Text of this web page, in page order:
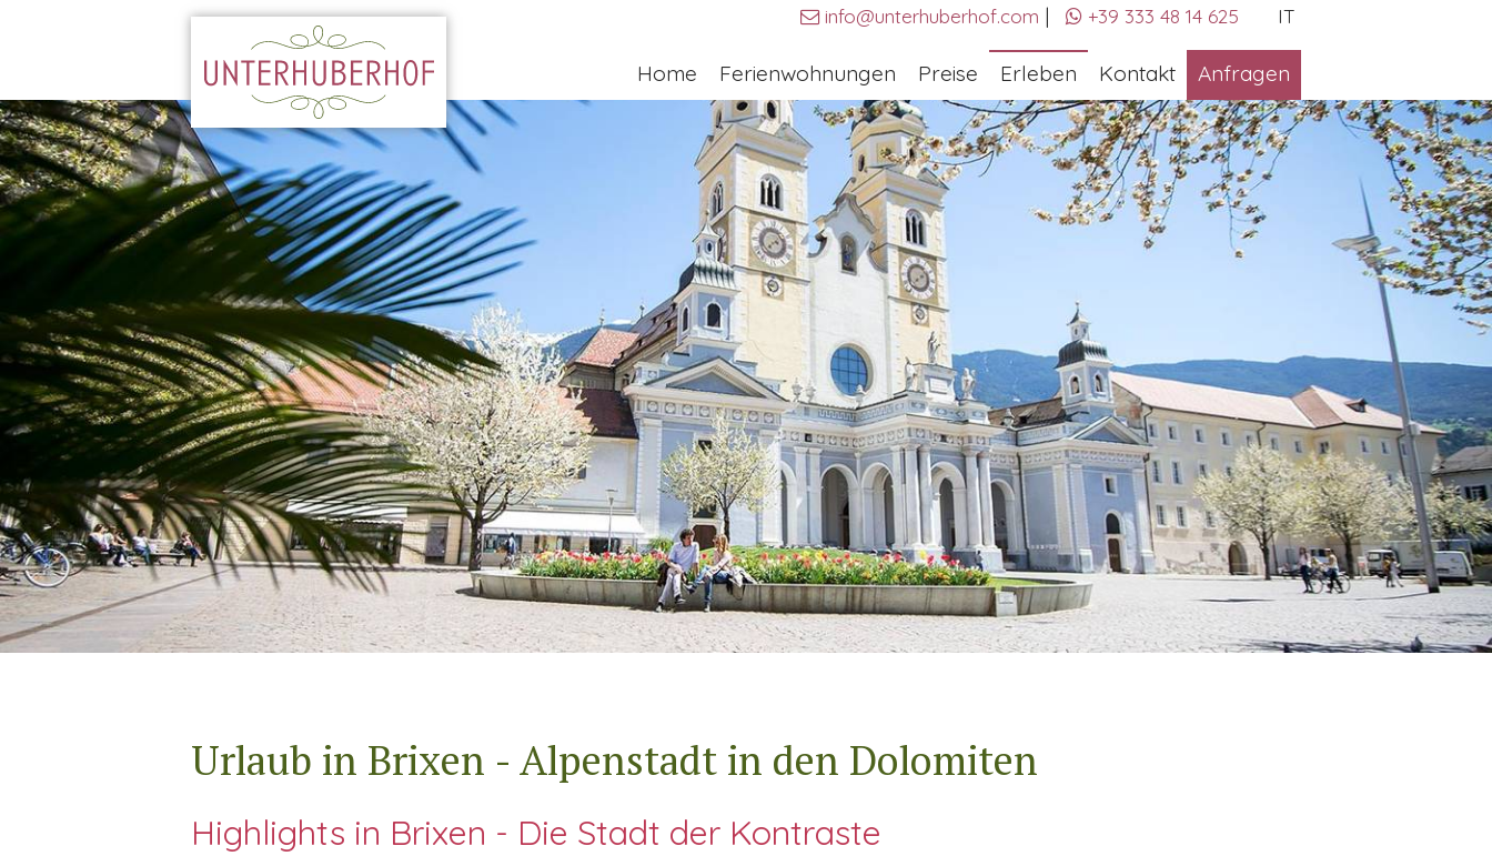
info@unterhuberhof.com | +39 333 48 14 625 IT
Home Ferienwohnungen Preise Erleben Kontakt Anfragen
SCROLL DOWN
Urlaub in Brixen - Alpenstadt in den Dolomiten
Highlights in Brixen - Die Stadt der Kontraste